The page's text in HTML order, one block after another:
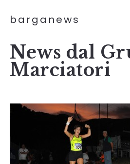
barganews
News dal
Marciatori